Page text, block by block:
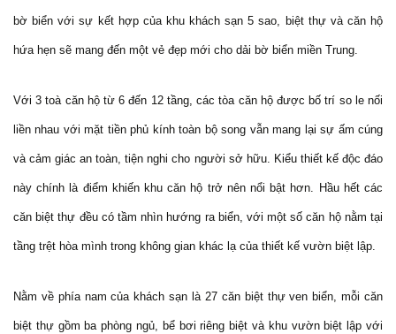
bờ biển với sự kết hợp của khu khách sạn 5 sao, biệt thự và căn hộ
hứa hẹn sẽ mang đến một vẻ đẹp mới cho dải bờ biển miền Trung.
Với 3 toà căn hộ từ 6 đến 12 tầng, các tòa căn hộ được bố trí so le nối
liền nhau với mặt tiền phủ kính toàn bộ song vẫn mang lại sự ấm cúng
và cảm giác an toàn, tiện nghi cho người sở hữu. Kiểu thiết kế độc đáo
này chính là điểm khiến khu căn hộ trở nên nổi bật hơn. Hầu hết các
căn biệt thự đều có tầm nhìn hướng ra biển, với một số căn hộ nằm tại
tầng trệt hòa mình trong không gian khác lạ của thiết kế vườn biệt lập.
Nằm về phía nam của khách sạn là 27 căn biệt thự ven biển, mỗi căn
biệt thự gồm ba phòng ngủ, bể bơi riêng biệt và khu vườn biệt lập với